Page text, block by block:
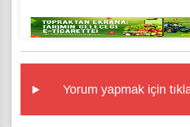
Yorum yapmak için